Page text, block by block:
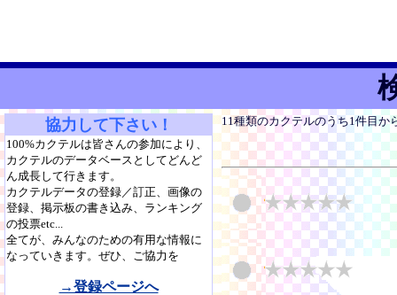
協力して下さい！
100%カクテルは皆さんの参加により、
カクテルのデータベースとしてどんど
ん成長して行きます。
カクテルデータの登録／訂正、画像の
登録、掲示板の書き込み、ランキング
の投票etc...
全てが、みんなのための有用な情報に
なっていきます。ぜひ、ご協力を
→登録ページへ
11種類のカクテルのうち1件目か